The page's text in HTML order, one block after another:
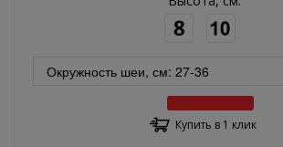
Купить в 1 клик